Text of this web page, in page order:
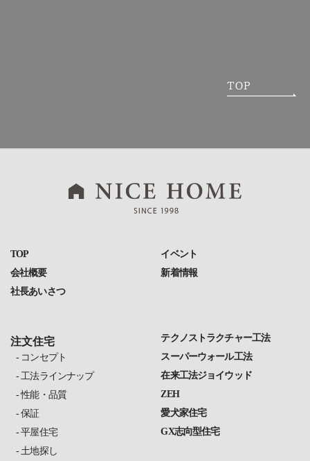
TOP
会社概要
社長あいさつ
イベント
新着情報
注文住宅
コンセプト
工法ラインナップ
性能・品質
保証
平屋住宅
土地探し
テクノストラクチャー工法
スーパーウォール工法
在来工法ジョイウッド
ZEH
愛犬家住宅
GX志向型住宅